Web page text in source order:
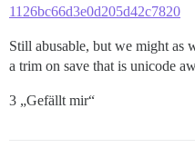
1126bc66d3e0d205d42c7820
Still abusable, but we might as
a trim on save that is unicode
3 „Gefällt mir“